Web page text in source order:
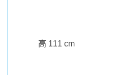
高 111 cm